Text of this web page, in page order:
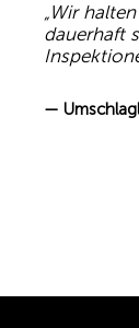
„Wir
dauerhaft
—